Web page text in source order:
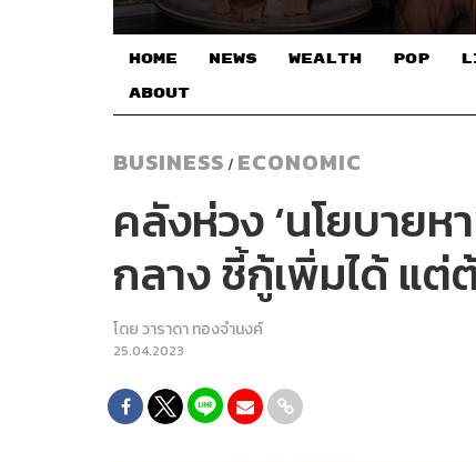
HOME NEWS WEALTH POP
ABOUT
BUSINESS / ECONOMIC
คลังห่วง ‘นโยบายห
กลาง ชี้กู้เพิ่มได้ แ
โดยวาราดา ทองจำนงค์
25.04.2023